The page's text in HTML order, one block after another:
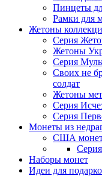
Пинцеты
Рамки для
Жетоны
Серия
Жетоны
Серия
Своих не
солдат
Жетоны
Серия
Серия
Монеты из
США
Наборы монет
Идеи для